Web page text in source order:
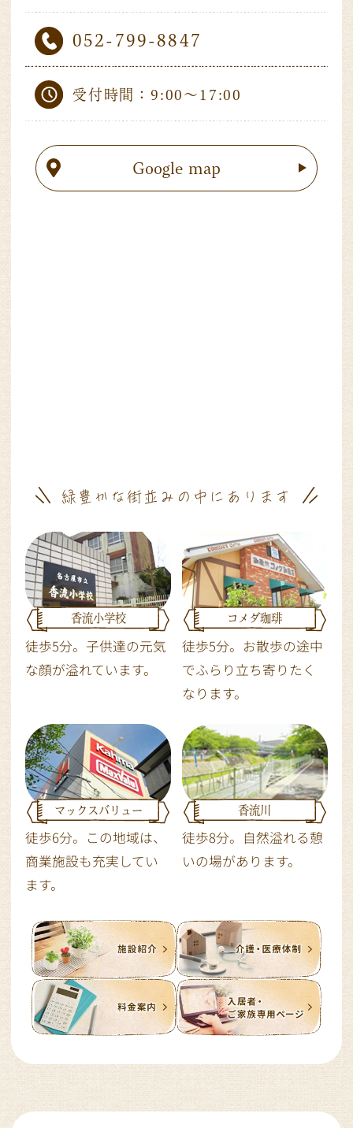
緑豊かな街並みの中にあります
香流小学校
徒歩5分。子供達の元気
な顔が溢れています。
コメダ珈琲
徒歩5分。お散歩の途中
でふらり立ち寄りたく
なります。
マックスバリュー
徒歩6分。この地域は、
商業施設も充実してい
ます。
香流川
徒歩8分。自然溢れる憩
いの場があります。
052-799-8847
受付時間：9:00～17:00
Google map